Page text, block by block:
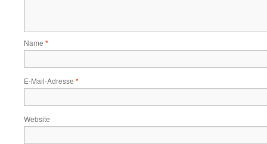
Name *
E-Mail-Adresse *
Website